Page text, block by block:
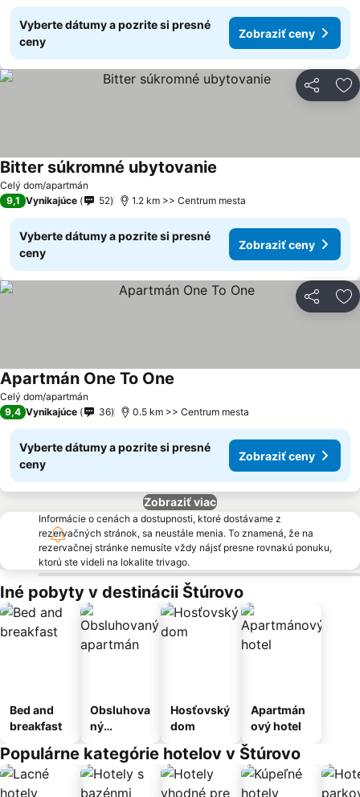
Vyberte dátumy a pozrite si presné
ceny
Zobraziť ceny
Zdieľať
Celý dom/apartmán
Bitter súkromné ubytovanie
9,1 Vynikajúce 52 1.2 km >> Centrum mesta
Vyberte dátumy a pozrite si presné
ceny
Zobraziť ceny
Zdieľať
Celý dom/apartmán
Apartmán One To One
9,4 Vynikajúce 36 0.5 km >> Centrum mesta
Vyberte dátumy a pozrite si presné
ceny
Zobraziť ceny
Zobraziť viac
Informácie o cenách a dostupnosti, ktoré dostávame z
rezervačných stránok, sa neustále menia. To znamená, že na
rezervačnej stránke nemusíte vždy nájsť presne rovnakú ponuku,
ktorú ste videli na lokalite trivago.
Iné pobyty v destinácii Štúrovo
Bed and
breakfast
Obsluhova
ný
Hosťovský
dom
Apartmán
ový hotel
Populárne kategórie hotelov v Štúrovo